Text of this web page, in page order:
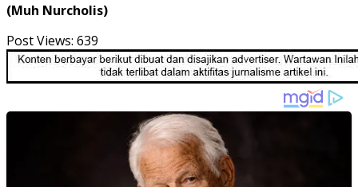
(Muh Nurcholis)
Post Views: 639